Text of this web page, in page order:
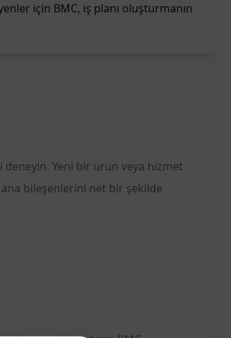
için BMC, iş planı oluşturmanın
deneyin. Yeni bir ürün veya hizmet
bileşenlerini net bir şekilde